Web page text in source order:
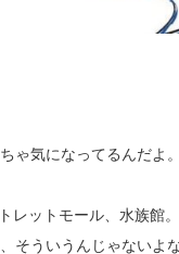
ゃ気になってるんだよ。
ットモール、水族館
そういうんじゃないよな